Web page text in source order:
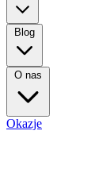
Blog
O nas
Okazje